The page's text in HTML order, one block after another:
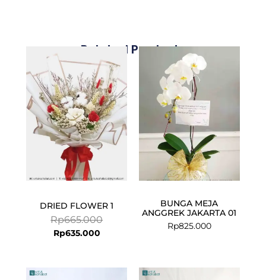
Related Products
DRIED FLOWER 1
Rp665.000
Original
price
was:
Rp665.000.
Rp635.000
Current
price
is:
Rp635.000.
BUNGA MEJA
ANGGREK JAKARTA 01
Rp825.000